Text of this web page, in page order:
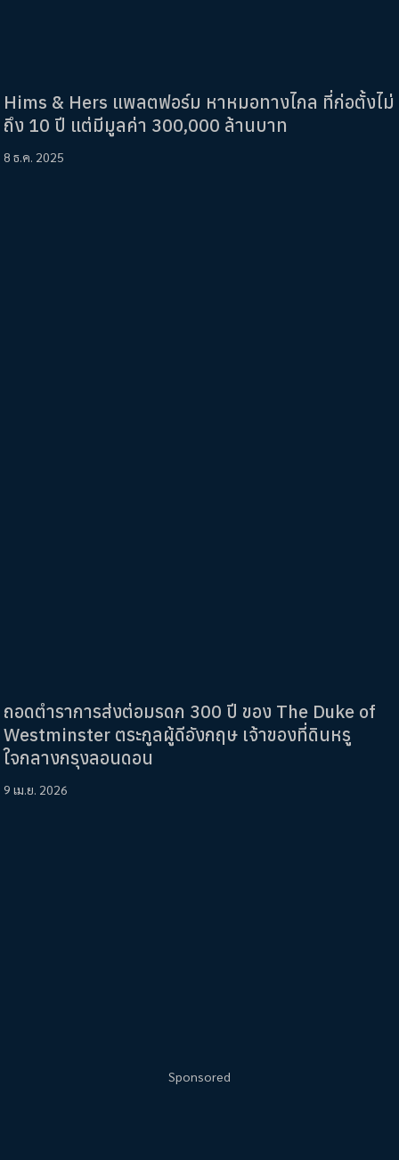
Hims & Hers แพลตฟอร์ม หาหมอทางไกล ที่ก่อตั้งไม่
ถึง 10 ปี แต่มีมูลค่า 300,000 ล้านบาท
8 ธ.ค. 2025
ถอดตำราการส่งต่อมรดก 300 ปี ของ The Duke of
Westminster ตระกูลผู้ดีอังกฤษ เจ้าของที่ดินหรู
ใจกลางกรุงลอนดอน
9 เม.ย. 2026
Sponsored